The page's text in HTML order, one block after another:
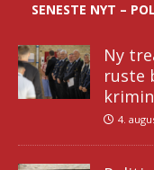
SENESTE NYT –
Ny
ruste
4.